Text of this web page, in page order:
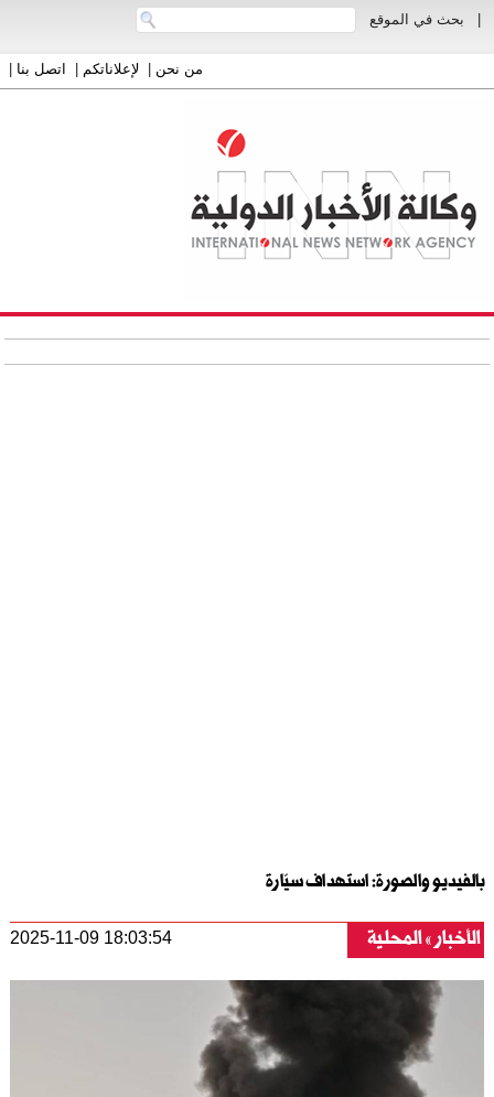
بحث في الموقع
من نحن| لإعلاناتكم| اتصل بنا|
بالفيديو والصورة: استهداف سيّارة
الأخبار المحلية 2025-11-09 18:03:54